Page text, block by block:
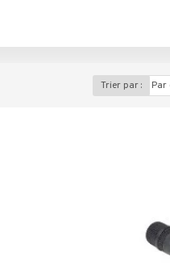
Trier par :